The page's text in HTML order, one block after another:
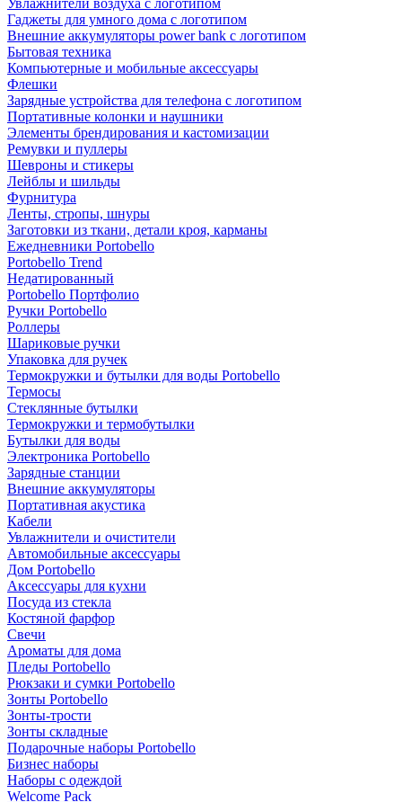
Увлажнители воздуха с логотипом
Гаджеты для умного дома с логотипом
Внешние аккумуляторы power bank с логотипом
Бытовая техника
Компьютерные и мобильные аксессуары
Флешки
Зарядные устройства для телефона с логотипом
Портативные колонки и наушники
Элементы брендирования и кастомизации
Ремувки и пуллеры
Шевроны и стикеры
Лейблы и шильды
Фурнитура
Ленты, стропы, шнуры
Заготовки из ткани, детали кроя, карманы
Ежедневники Portobello
Portobello Trend
Недатированный
Portobello Портфолио
Ручки Portobello
Роллеры
Шариковые ручки
Упаковка для ручек
Термокружки и бутылки для воды Portobello
Термосы
Стеклянные бутылки
Термокружки и термобутылки
Бутылки для воды
Электроника Portobello
Зарядные станции
Внешние аккумуляторы
Портативная акустика
Кабели
Увлажнители и очистители
Автомобильные аксессуары
Дом Portobello
Аксессуары для кухни
Посуда из стекла
Костяной фарфор
Свечи
Ароматы для дома
Пледы Portobello
Рюкзаки и сумки Portobello
Зонты Portobello
Зонты-трости
Зонты складные
Подарочные наборы Portobello
Бизнес наборы
Наборы с одеждой
Welcome Pack